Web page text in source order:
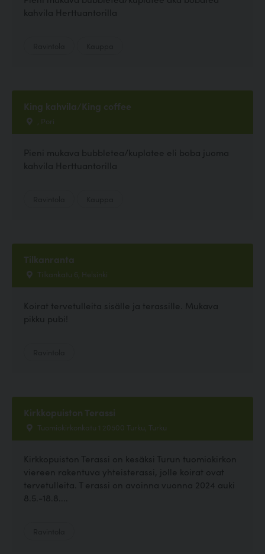
kahvila Herttuantorilla
King kahvila/King coffee
, Pori
Pieni mukava bubbletea/kuplatee eli boba juoma
kahvila Herttuantorilla
Tilkanranta
Tilkankatu 6, Helsinki
Koirat tervetulleita sisälle ja terassille. Mukava
Kirkkopuiston Terassi
Tuomiokirkonkatu 1 20500 Turku, Turku
Kirkkopuiston Terassi on kesäksi Turun tuomiokirkon
viereen rakentuva yhteisterassi, jolle koirat ovat
tervetulleita. T erassi on avoinna vuonna 2024 auki
8.5.-18.8....